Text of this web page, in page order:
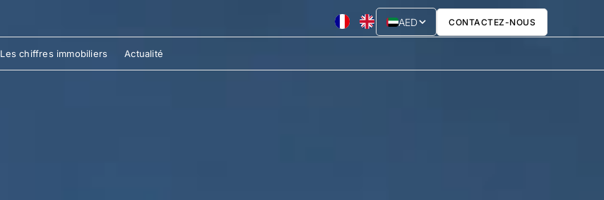
AED CONTACTEZ-NOUS
Les chiffres immobiliers Actualité